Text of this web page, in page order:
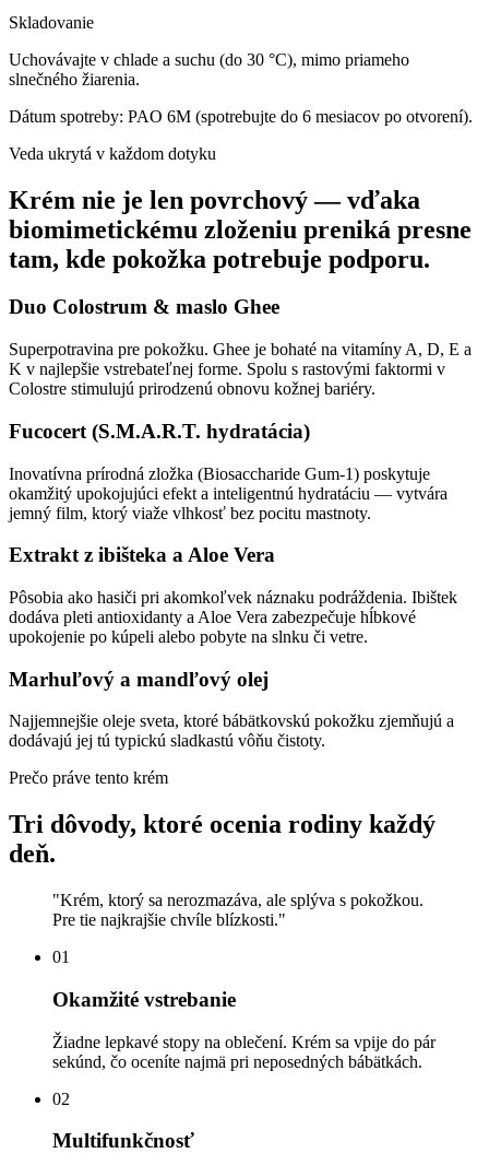
Skladovanie
Uchovávajte v chlade a suchu (do 30 °C), mimo priameho
slnečného žiarenia.
Dátum spotreby: PAO 6M (spotrebujte do 6 mesiacov po otvorení).
Veda ukrytá v každom dotyku
Krém nie je len povrchový — vďaka
biomimetickému zloženiu preniká presne
tam, kde pokožka potrebuje podporu.
Duo Colostrum & maslo Ghee
Superpotravina pre pokožku. Ghee je bohaté na vitamíny A, D, E a
K v najlepšie vstrebateľnej forme. Spolu s rastovými faktormi v
Colostre stimulujú prirodzenú obnovu kožnej bariéry.
Fucocert (S.M.A.R.T. hydratácia)
Inovatívna prírodná zložka (Biosaccharide Gum-1) poskytuje
okamžitý upokojujúci efekt a inteligentnú hydratáciu — vytvára
jemný film, ktorý viaže vlhkosť bez pocitu mastnoty.
Extrakt z ibišteka a Aloe Vera
Pôsobia ako hasiči pri akomkoľvek náznaku podráždenia. Ibištek
dodáva pleti antioxidanty a Aloe Vera zabezpečuje hĺbkové
upokojenie po kúpeli alebo pobyte na slnku či vetre.
Marhuľový a mandľový olej
Najjemnejšie oleje sveta, ktoré bábätkovskú pokožku zjemňujú a
dodávajú jej tú typickú sladkastú vôňu čistoty.
Prečo práve tento krém
Tri dôvody, ktoré ocenia rodiny každý
deň.
"Krém, ktorý sa nerozmazáva, ale splýva s pokožkou.
Pre tie najkrajšie chvíle blízkosti."
01
Okamžité vstrebanie
Žiadne lepkavé stopy na oblečení. Krém sa vpije do pár
sekúnd, čo oceníte najmä pri neposedných bábätkách.
02
Multifunkčnosť